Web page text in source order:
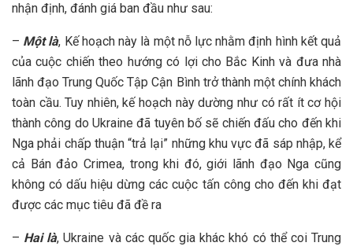
nhận định, đánh giá ban đầu như sau:
– Một là, Kế hoạch này là một nỗ lực nhằm định hình kết quả
của cuộc chiến theo hướng có lợi cho Bắc Kinh và đưa nhà
lãnh đạo Trung Quốc Tập Cận Bình trở thành một chính khách
toàn cầu. Tuy nhiên, kế hoạch này dường như có rất ít cơ hội
thành công do Ukraine đã tuyên bố sẽ chiến đấu cho đến khi
Nga phải chấp thuận “trả lại” những khu vực đã sáp nhập, kể
cả Bán đảo Crimea, trong khi đó, giới lãnh đạo Nga cũng
không có dấu hiệu dừng các cuộc tấn công cho đến khi đạt
được các mục tiêu đã đề ra
– Hai là, Ukraine và các quốc gia khác khó có thể coi Trung